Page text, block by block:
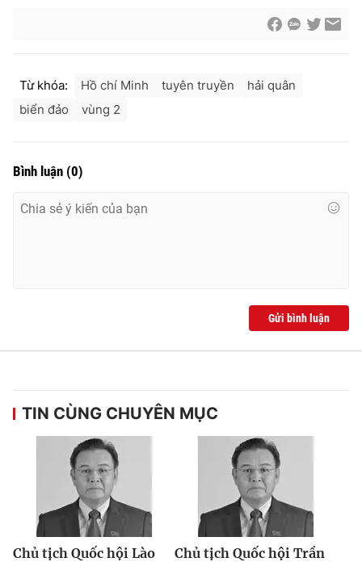
thuận bằng văn bản. Ghi rõ nguồn VTV.vn khi phát hành lại
Từ khóa: Hồ chí Minh tuyên truyền
hải quân
biển đảo
vùng 2
Bình luận (0)
Gửi bình luận
TIN CÙNG CHUYÊN MỤC
Chủ tịch Quốc hội Lào
Chủ tịch Quốc hội Trần